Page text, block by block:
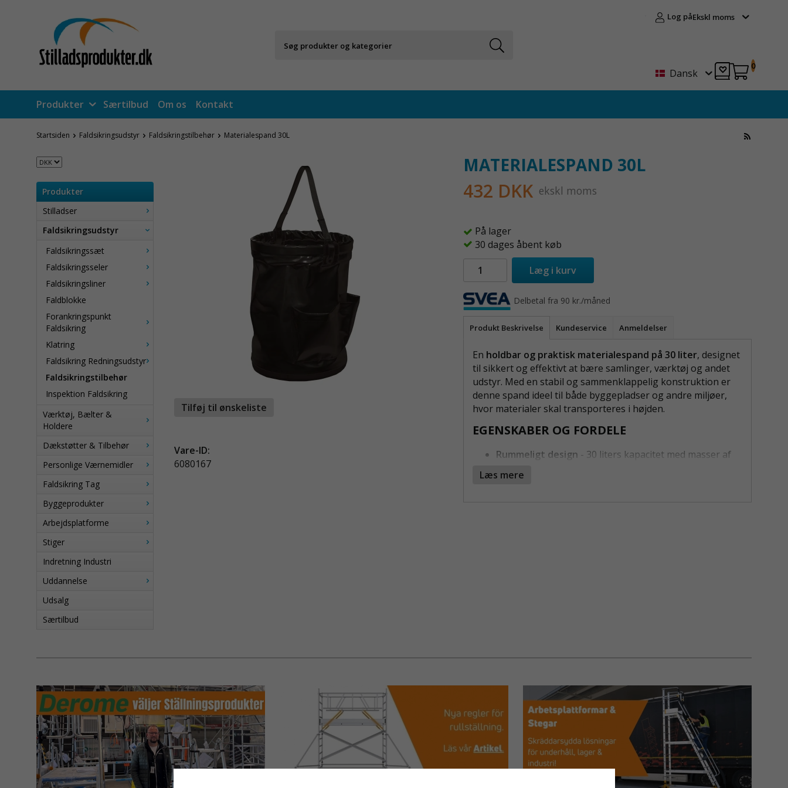
Log påEkskl moms
Dansk
0
Produkter Særtilbud Om os Kontakt
Startsiden Faldsikringsudstyr Faldsikringstilbehør Materialespand 30L
Produkter
Stilladser
Faldsikringsudstyr
Faldsikringssæt
Faldsikringsseler
Faldsikringsliner
Faldblokke
Forankringspunkt
Faldsikring
Klatring
Faldsikring Redningsudstyr
Faldsikringstilbehør
Inspektion Faldsikring
Værktøj, Bælter &
Holdere
Dækstøtter & Tilbehør
Personlige Værnemidler
Faldsikring Tag
Byggeprodukter
Arbejdsplatforme
Stiger
Indretning Industri
Uddannelse
Udsalg
Særtilbud
MATERIALESPAND 30L
432 DKK ekskl moms
På lager
30 dages åbent køb
Læg i kurv
Delbetal fra 90 kr./måned
Produkt Beskrivelse Kundeservice Anmeldelser
En holdbar og praktisk materialespand på 30 liter, designet
til sikkert og effektivt at bære samlinger, værktøj og andet
udstyr. Med en stabil og sammenklappelig konstruktion er
denne spand ideel til både byggepladser og andre miljøer,
hvor materialer skal transporteres i højden.
EGENSKABER OG FORDELE
Rummeligt design - 30 liters kapacitet med masser af
Indvendige og udvendige lommer
hjælpemiddel til at holde arbejdspladsen effektiv og sikker.
Læs mere
Tilføj til ønskeliste
Vare-ID:
6080167